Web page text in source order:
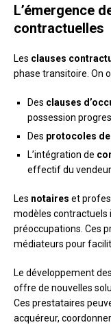
L’émergence
contractuelles
Les clauses
phase transitoire. On
Des clauses
possession
Des protocoles
L’intégration de
effectif du vendeur
Les notaires et
modèles contractuels
préoccupations. Ces
médiateurs pour
Le développement des
offre de nouvelles
Ces prestataires
acquéreur,